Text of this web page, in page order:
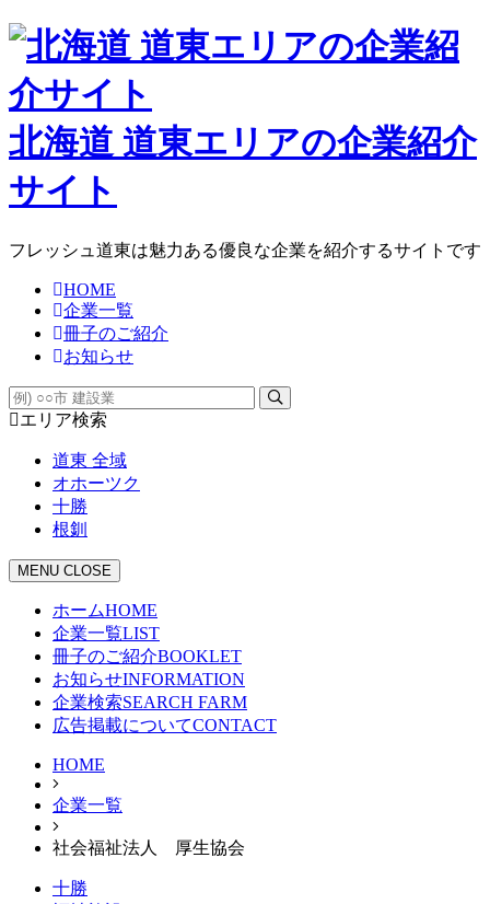
北海道 道東エリアの企業紹介
サイト
フレッシュ道東は魅力ある優良な企業を紹介するサイトです
HOME
企業一覧
冊子のご紹介
お知らせ
エリア検索
道東 全域
オホーツク
十勝
根釧
MENU CLOSE
ホームHOME
企業一覧LIST
冊子のご紹介BOOKLET
お知らせINFORMATION
企業検索SEARCH FARM
広告掲載についてCONTACT
HOME
企業一覧
社会福祉法人 厚生協会
十勝